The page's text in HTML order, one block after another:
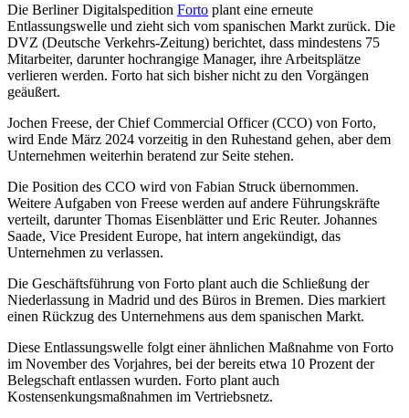
Die Berliner Digitalspedition Forto plant eine erneute
Entlassungswelle und zieht sich vom spanischen Markt zurück. Die
DVZ (Deutsche Verkehrs-Zeitung) berichtet, dass mindestens 75
Mitarbeiter, darunter hochrangige Manager, ihre Arbeitsplätze
verlieren werden. Forto hat sich bisher nicht zu den Vorgängen
geäußert.
Jochen Freese, der Chief Commercial Officer (CCO) von Forto,
wird Ende März 2024 vorzeitig in den Ruhestand gehen, aber dem
Unternehmen weiterhin beratend zur Seite stehen.
Die Position des CCO wird von Fabian Struck übernommen.
Weitere Aufgaben von Freese werden auf andere Führungskräfte
verteilt, darunter Thomas Eisenblätter und Eric Reuter. Johannes
Saade, Vice President Europe, hat intern angekündigt, das
Unternehmen zu verlassen.
Die Geschäftsführung von Forto plant auch die Schließung der
Niederlassung in Madrid und des Büros in Bremen. Dies markiert
einen Rückzug des Unternehmens aus dem spanischen Markt.
Diese Entlassungswelle folgt einer ähnlichen Maßnahme von Forto
im November des Vorjahres, bei der bereits etwa 10 Prozent der
Belegschaft entlassen wurden. Forto plant auch
Kostensenkungsmaßnahmen im Vertriebsnetz.